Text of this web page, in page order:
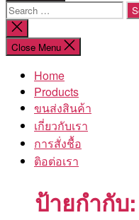
Search
for:
Close
search
Close Menu
Home
Products
ขนส่งสินค้า
เกี่ยวกับเรา
การสั่งชื้อ
ติอต่อเรา
ป้ายกำกับ: